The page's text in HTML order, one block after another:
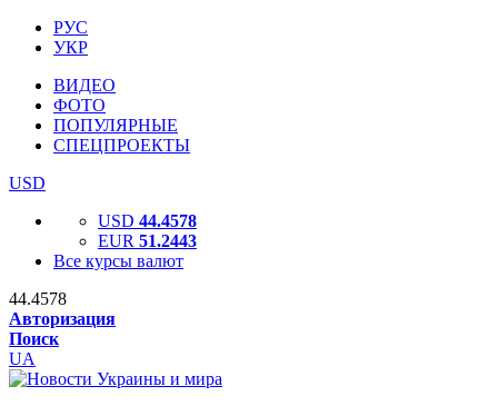
РУС
УКР
ВИДЕО
ФОТО
ПОПУЛЯРНЫЕ
СПЕЦПРОЕКТЫ
USD
USD 44.4578
EUR 51.2443
Все курсы валют
44.4578
Авторизация
Поиск
UA